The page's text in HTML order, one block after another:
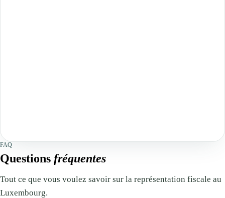
FAQ
Questions fréquentes
Tout ce que vous voulez savoir sur la représentation fiscale au
Luxembourg.